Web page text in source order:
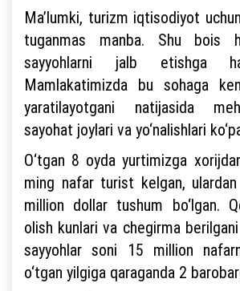
Ma’lumki, turizm iqtisodiyot
tuganmas manba. Shu bois
sayyohlarni jalb etishga
Mamlakatimizda bu sohaga
yaratilayotgani natijasida
sayohat joylari va yo‘nalishlari
O‘tgan 8 oyda yurtimizga
ming nafar turist kelgan,
million dollar tushum bo‘lgan.
olish kunlari va chegirma
sayyohlar soni 15 million
o‘tgan yilgiga qaraganda 2